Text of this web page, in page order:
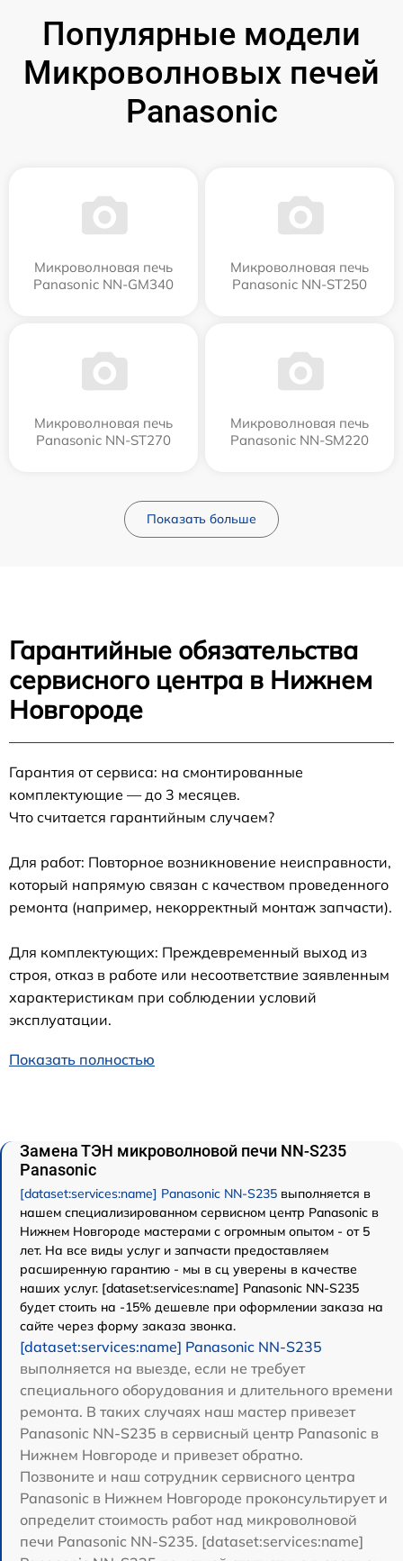
Популярные модели
Микроволновых печей
Panasonic
Микроволновая печь
Panasonic NN-GM340
Микроволновая печь
Panasonic NN-ST250
Микроволновая печь
Panasonic NN-ST270
Микроволновая печь
Panasonic NN-SM220
Показать больше
Гарантийные обязательства
сервисного центра в Нижнем
Новгороде
Гарантия от сервиса: на смонтированные
комплектующие — до 3 месяцев.
Что считается гарантийным случаем?
Для работ: Повторное возникновение неисправности,
который напрямую связан с качеством проведенного
ремонта (например, некорректный монтаж запчасти).
Для комплектующих: Преждевременный выход из
строя, отказ в работе или несоответствие заявленным
характеристикам при соблюдении условий
эксплуатации.
Показать полностью
Замена ТЭН микроволновой печи NN-S235
Panasonic
[dataset:services:name] Panasonic NN-S235 выполняется в
нашем специализированном сервисном центр Panasonic в
Нижнем Новгороде мастерами с огромным опытом - от 5
лет. На все виды услуг и запчасти предоставляем
расширенную гарантию - мы в сц уверены в качестве
наших услуг. [dataset:services:name] Panasonic NN-S235
будет стоить на -15% дешевле при оформлении заказа на
сайте через форму заказа звонка.
[dataset:services:name] Panasonic NN-S235
выполняется на выезде, если не требует
специального оборудования и длительного времени
ремонта. В таких случаях наш мастер привезет
Panasonic NN-S235 в сервисный центр Panasonic в
Нижнем Новгороде и привезет обратно.
Позвоните и наш сотрудник сервисного центра
Panasonic в Нижнем Новгороде проконсультирует и
определит стоимость работ над микроволновой
печи Panasonic NN-S235. [dataset:services:name]